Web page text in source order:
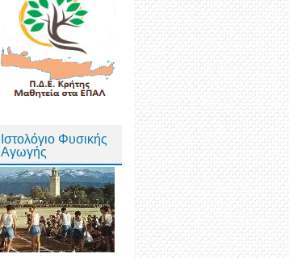
Ιστολόγιο Φυσικής
Αγωγής